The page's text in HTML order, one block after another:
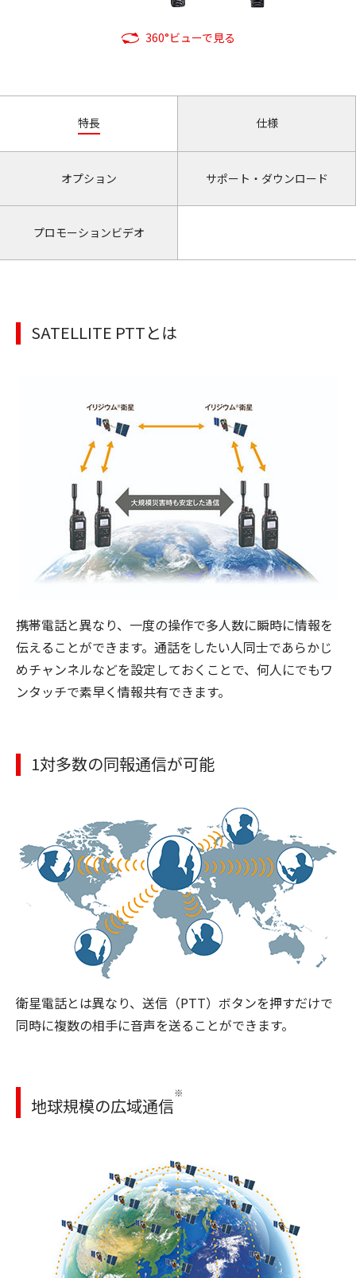
360°ビューで見る
特長 仕様
オプション サポート・ダウンロード
プロモーションビデオ
SATELLITE PTTとは
携帯電話と異なり、一度の操作で多人数に瞬時に情報を
伝えることができます。通話をしたい人同士であらかじ
めチャンネルなどを設定しておくことで、何人にでもワ
ンタッチで素早く情報共有できます。
1対多数の同報通信が可能
衛星電話とは異なり、送信（PTT）ボタンを押すだけで
同時に複数の相手に音声を送ることができます。
地球規模の広域通信
※